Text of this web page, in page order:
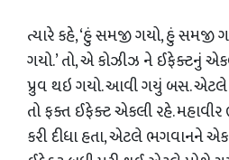
ત્યારે કહે, ‘હું સમજી ગયો, હું
ગયો.’ તો, એ કોઝીઝ ને ઈફેક્ટનું
પ્રુવ થઇ ગયો. આવી ગયું બસ.
તો ફક્ત ઈફેક્ટ એકલી રહે.
કરી દીધા હતા, એટલે ભગવાનને